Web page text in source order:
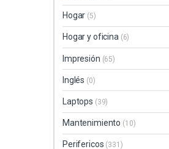
Hogar (5)
Hogar y oficina (6)
Impresión (65)
Inglés (0)
Laptops (39)
Mantenimiento (10)
Perifericos (331)